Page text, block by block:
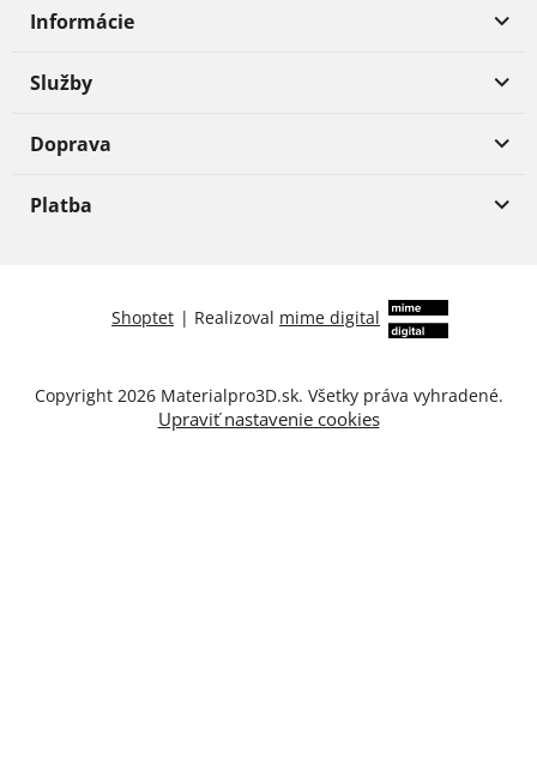
Informácie
Služby
Doprava
Platba
Shoptet | Realizoval mime digital
Copyright 2026 Materialpro3D.sk. Všetky práva vyhradené.
Upraviť nastavenie cookies